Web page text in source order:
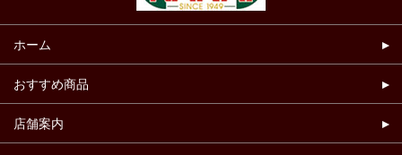
ホーム
おすすめ商品
店舗案内